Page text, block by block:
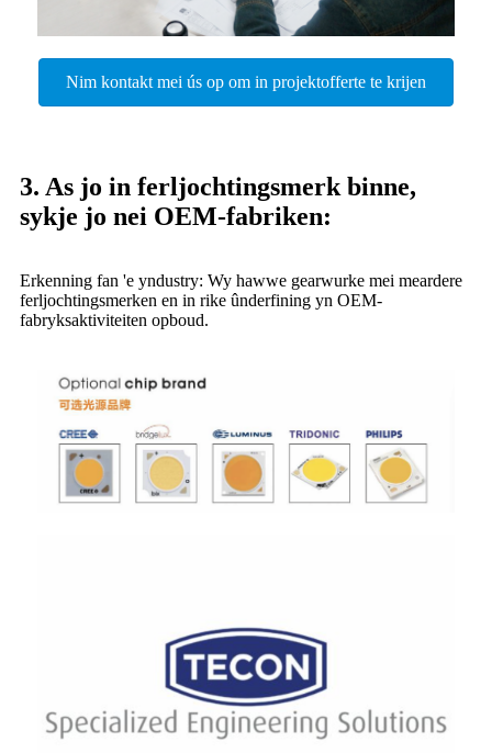
Nim kontakt mei ús op om in projektofferte te krijen
3. As jo ​​in ferljochtingsmerk binne,
sykje jo nei OEM-fabriken:
Erkenning fan 'e yndustry: Wy hawwe gearwurke mei meardere
ferljochtingsmerken en in rike ûnderfining yn OEM-
fabryksaktiviteiten opboud.